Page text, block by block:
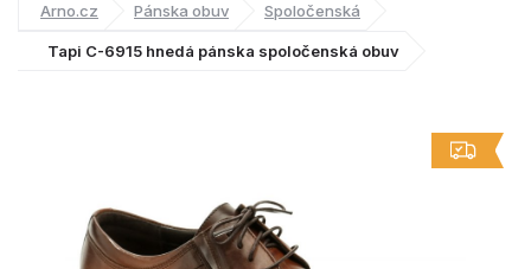
Arno.cz Pánska obuv Spoločenská
Tapi C-6915 hnedá pánska spoločenská obuv